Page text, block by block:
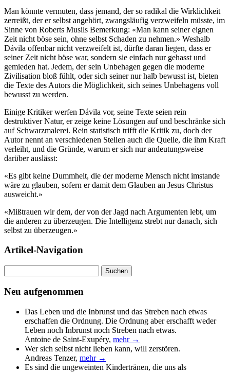
Man könnte vermuten, dass jemand, der so radikal die Wirklichkeit
zerreißt, der er selbst angehört, zwangsläufig verzweifeln müsste, im
Sinne von Roberts Musils Bemerkung: «Man kann seiner eignen
Zeit nicht böse sein, ohne selbst Schaden zu nehmen.» Weshalb
Dávila offenbar nicht verzweifelt ist, dürfte daran liegen, dass er
seiner Zeit nicht böse war, sondern sie einfach nur gehasst und
gemieden hat. Jedem, der sein Unbehagen gegen die moderne
Zivilisation bloß fühlt, oder sich seiner nur halb bewusst ist, bieten
die Texte des Autors die Möglichkeit, sich seines Unbehagens voll
bewusst zu werden.
Einige Kritiker werfen Dávila vor, seine Texte seien rein
destruktiver Natur, er zeige keine Lösungen auf und beschränke sich
auf Schwarzmalerei. Rein statistisch trifft die Kritik zu, doch der
Autor nennt an verschiedenen Stellen auch die Quelle, die ihm Kraft
verleiht, und die Gründe, warum er sich nur andeutungsweise
darüber auslässt:
«Es gibt keine Dummheit, die der moderne Mensch nicht imstande
wäre zu glauben, sofern er damit dem Glauben an Jesus Christus
ausweicht.»
«Mißtrauen wir dem, der von der Jagd nach Argumenten lebt, um
die anderen zu überzeugen. Die Intelligenz strebt nur danach, sich
selbst zu überzeugen.»
Artikel-Navigation
nach:
Neu aufgenommen
Das Leben und die Inbrunst und das Streben nach etwas
erschaffen die Ordnung. Die Ordnung aber erschafft weder
Leben noch Inbrunst noch Streben nach etwas.
Antoine de Saint-Exupéry, mehr →
Wer sich selbst nicht lieben kann, will zerstören.
Andreas Tenzer, mehr →
Es sind die ungeweinten Kindertränen, die uns als